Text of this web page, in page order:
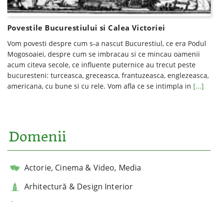
Povestile Bucurestiului si Calea Victoriei
Vom povesti despre cum s-a nascut Bucurestiul, ce era Podul
Mogosoaiei, despre cum se imbracau si ce mincau oamenii
acum citeva secole, ce influente puternice au trecut peste
bucuresteni: turceasca, greceasca, frantuzeasca, englezeasca,
americana, cu bune si cu rele. Vom afla ce se intimpla in [...]
Domenii
Actorie, Cinema & Video, Media
Arhitectură & Design Interior